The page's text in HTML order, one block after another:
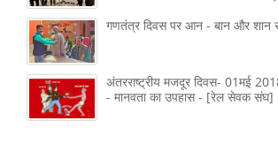
गणतंत्र दिवस पर आन - बान और शान से
अंतरराष्ट्रीय मजदूर दिवस- 01मई
- मानवता का उपहास - [रेल सेवक संघ]